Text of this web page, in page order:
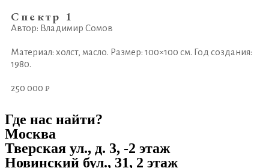
Спектр 1
Автор: Владимир Сомов
Материал: холст, масло. Размер: 100×100 см. Год создания:
1980.
250 000 ₽
Где нас найти?
Москва
Тверская ул., д. 3, -2 этаж
Новинский бул., 31, 2 этаж